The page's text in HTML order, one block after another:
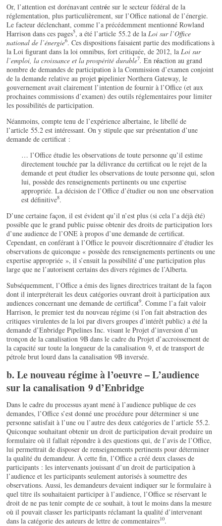
Or, l’attention est dorénavant centrée sur le secteur fédéral de la
réglementation, plus particulièrement, sur l’Office national de l’énergie.
Le facteur déclenchant, comme l’a précédemment mentionné Rowland
Harrison dans ces pages5, a été l’article 55.2 de la Loi sur l’Office
national de l’énergie6. Ces dispositions faisaient partie des modifications à
la Loi figurant dans la loi omnibus, fort critiquée, de 2012, la Loi sur
l’emploi, la croissance et la prospérité durable7. En réaction au grand
nombre de demandes de participation à la Commission d’examen conjoint
de la demande relative au projetpipelinier Northern Gateway, le
gouvernement avait clairement l’intention de fournir à l’Office (et aux
prochaines commissions d’examen) des outils réglementaires pour limiter
les possibilités de participation.
Néanmoins, compte tenu de l’expérience albertaine, le libellé de
l’article 55.2 est intéressant. On y stipule que sur présentation d’une
demande de certificat :
… l’Office étudie les observations de toute personne qu’il estime
directement touchée par la délivrance du certificat ou le rejet de la
demande et peut étudier les observations de toute personne qui, selon
lui, possède des renseignements pertinents ou une expertise
appropriée. La décision de l’Office d’étudier ou non une observation
est définitive8.
D’une certaine façon, il est évident qu’il n’est plus (si cela l’a déjà été)
possible que le grand public puisse obtenir des droits de participation lors
d’une audience de l’ONE à propos d’une demande de certificat.
Cependant, en conférant à l’Office le pouvoir discrétionnaire d’étudier les
observations de quiconque « possède des renseignements pertinents ou une
expertise appropriée », il s’ensuit la possibilité d’une participation plus
large que ne l’autorisent certains des divers régimes de l’Alberta.
Subséquemment, l’Office a émis des lignes directrices traitant de la façon
dont il interpréterait les deux catégories ouvrant droit à participation aux
audiences concernant une demande de certificat9. Comme l’a fait valoir
Harrison, le premier test du nouveau régime (si l’on fait abstraction des
critiques virulentes de la loi par divers groupes d’intérêt public) a été la
demande d’Enbridge Pipelines Inc. visant le Projet d’inversion d’un
tronçon de la canalisation 9B dans le cadre du Projet d’accroissement de
la capacité sur toute la longueur de la canalisation 9, et de transport de
pétrole brut lourd dans la canalisation 9B inversée.
b. Le nouveau régime à l’oeuvre – L’audience
sur la canalisation 9 d’Enbridge
Dans le cadre du processus ayant mené à l’audience publique de ces
demandes, l’Office s’est donné une procédure pour déterminer si une
personne satisfait à l’une ou l’autre des deux catégories de l’article 55.2.
Quiconque souhaitant obtenir un droit de participation devait produire un
formulaire où il fallait répondre à des questions qui, de l’avis de l’Office,
lui permettrait de disposer de renseignements pertinents pour déterminer
la qualité du demandeur. À cette fin, l’Office a créé deux classes de
participants : les intervenants jouissant d’un droit de participation à
l’audience et les participants seulement autorisés à soumettre des
observations. Aussi, les demandeurs devaient indiquer sur le formulaire à
quel titre ils souhaitaient participer à l’audience, l’Office se réservant le
droit de ne pas tenir compte de ce souhait, à tout le moins dans la mesure
où il pouvait classer les participants réclamant la qualité d’intervenant
dans la catégorie des auteurs de lettre de commentaires10.